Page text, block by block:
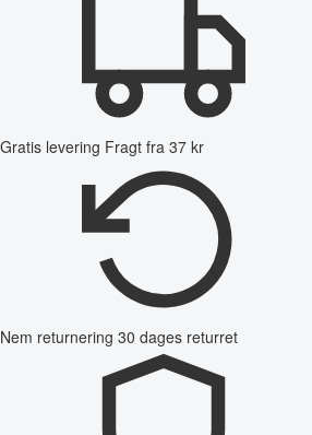
Gratis levering Fragt fra 37 kr
Nem returnering 30 dages returret